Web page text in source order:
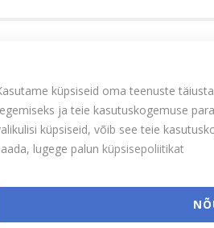
küpsiseid oma teenuste
ja teie kasutuskogemuse
küpsiseid, võib see teie
lugege palun küpsisepoliitikat
Värv:Blue|Brown Tühjenda